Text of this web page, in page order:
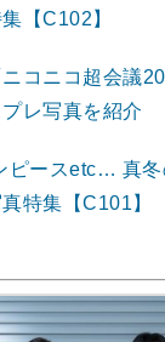
【C102】
コニコ超会議
レ写真を紹介
ピースetc… 真
特集【C101】